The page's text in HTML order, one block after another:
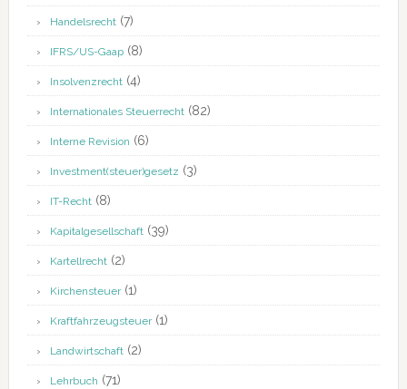
Handelsrecht(7)
IFRS/US-Gaap(8)
Insolvenzrecht(4)
Internationales Steuerrecht(82)
Interne Revision (6)
Investment(steuer)gesetz (3)
IT-Recht(8)
Kapitalgesellschaft(39)
Kartellrecht(2)
Kirchensteuer(1)
Kraftfahrzeugsteuer(1)
Landwirtschaft(2)
Lehrbuch (71)